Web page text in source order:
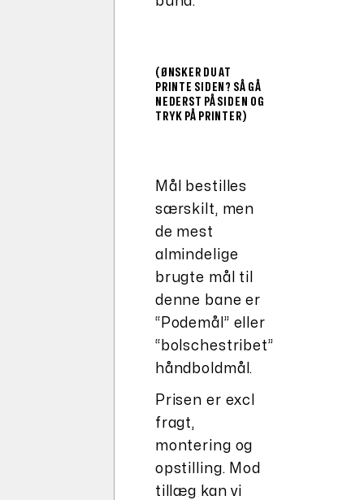
(ØNSKER DU AT
PRINTE SIDEN? SÅ GÅ
NEDERST PÅ SIDEN OG
TRYK PÅ PRINTER)
Mål bestilles
særskilt, men
de mest
almindelige
brugte mål til
denne bane er
“Podemål” eller
“bolschestribet”
håndboldmål.
Prisen er excl
fragt,
montering og
opstilling. Mod
tillæg kan vi